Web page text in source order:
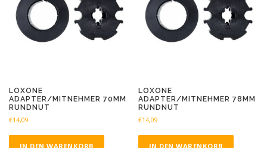
LOXONE
ADAPTER/MITNEHMER 70MM
RUNDNUT
€14,09
IN DEN WARENKORB
LOXONE
ADAPTER/MITNEHMER 78MM
RUNDNUT
€14,09
IN DEN WARENKORB